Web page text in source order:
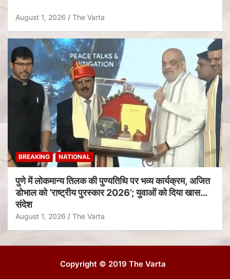
August 1, 2026 The Varta
BREAKING NATIONAL
पुणे में लोकमान्य तिलक की पुण्यतिथि पर भव्य कार्यक्रम, अजित
डोभाल को ‘राष्ट्रीय पुरस्कार 2026’; युवाओं को दिया खास
संदेश
August 1, 2026 The Varta
Copyright © 2019 The Varta